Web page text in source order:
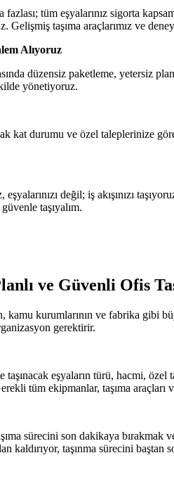
tüm eşyalarınız sigorta
taşıma araçlarımız ve
Alıyoruz
düzensiz paketleme, yetersiz
yönetiyoruz.
kat durumu ve özel taleplerinize
değil; iş akışınızı
taşıyalım.
ve Güvenli Ofis
kurumlarının ve fabrika gibi
gerektirir.
eşyaların türü, hacmi,
tüm ekipmanlar, taşıma araçları
sürecini son dakikaya
kaldırıyor, taşınma sürecini baştan